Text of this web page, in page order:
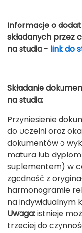
Informacje o
składanych przez
na studia - link do
Składanie
na studia:
Przyniesienie
do Uczelni oraz
dokumentów o
matura lub
suplementem) w
zgodność z
harmonogramie
na indywidualnym
Uwaga:istnieje
trzeciej do